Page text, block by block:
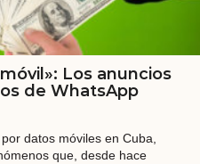
Los anuncios
de WhatsApp
datos móviles en Cuba,
que, desde hace